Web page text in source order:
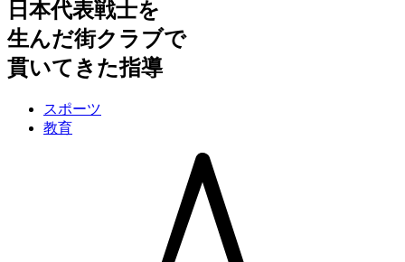
日本代表戦士を
生んだ街クラブで
貫いてきた指導
スポーツ
教育